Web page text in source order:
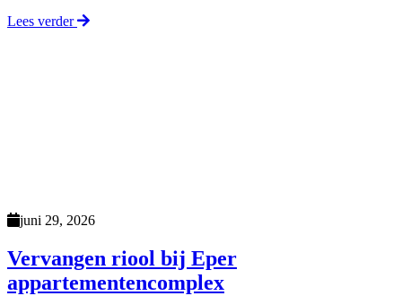
Lees verder
juni 29, 2026
Vervangen riool bij Eper
appartementencomplex